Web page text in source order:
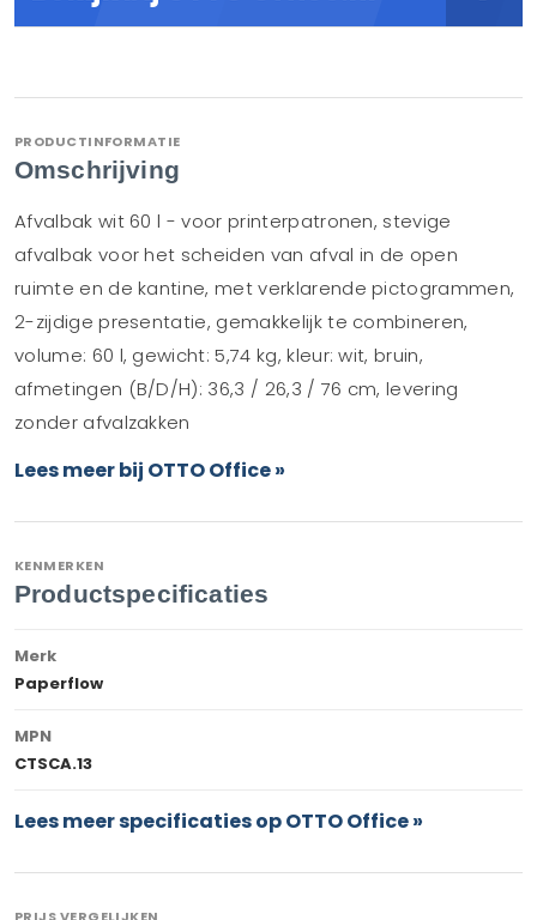
PRODUCTINFORMATIE
Omschrijving
Afvalbak wit 60 l - voor printerpatronen, stevige
afvalbak voor het scheiden van afval in de open
ruimte en de kantine, met verklarende pictogrammen,
2-zijdige presentatie, gemakkelijk te combineren,
volume: 60 l, gewicht: 5,74 kg, kleur: wit, bruin,
afmetingen (B/D/H): 36,3 / 26,3 / 76 cm, levering
zonder afvalzakken
Lees meer bij OTTO Office »
KENMERKEN
Productspecificaties
Merk
Paperflow
MPN
CTSCA.13
Lees meer specificaties op OTTO Office »